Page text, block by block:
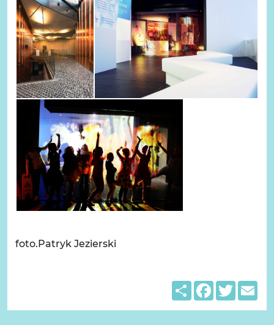
foto.Patryk Jezierski
ShareFacebook
Twitter